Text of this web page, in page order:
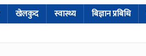
खेलकुद स्वास्थ्य बिज्ञान प्रबिधि